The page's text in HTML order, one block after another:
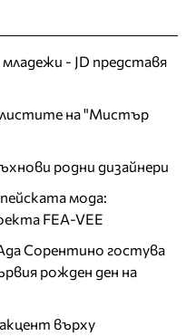
младежи - JD представя
на "Мистър
родни дизайнери
мода:
FEA-VEE
Сорентино гостува
рожден ден на
върху